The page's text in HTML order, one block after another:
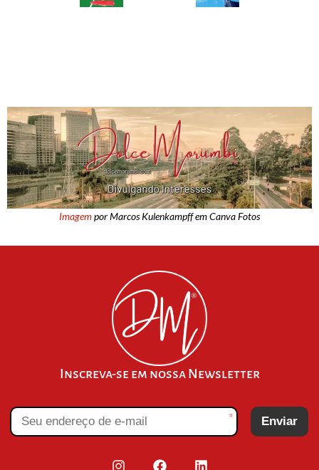
Imagempor Marcos Kulenkampff em Canva Fotos
Inscreva-se em nossa Newsletter
* Enviar